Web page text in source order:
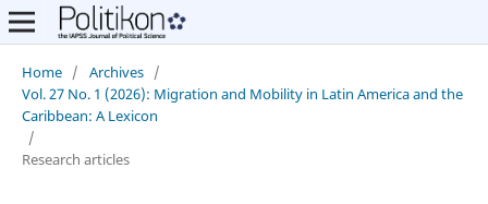
Home / Archives /
Vol. 27 No. 1 (2026): Migration and Mobility in Latin America and the
Caribbean: A Lexicon
/
Research articles